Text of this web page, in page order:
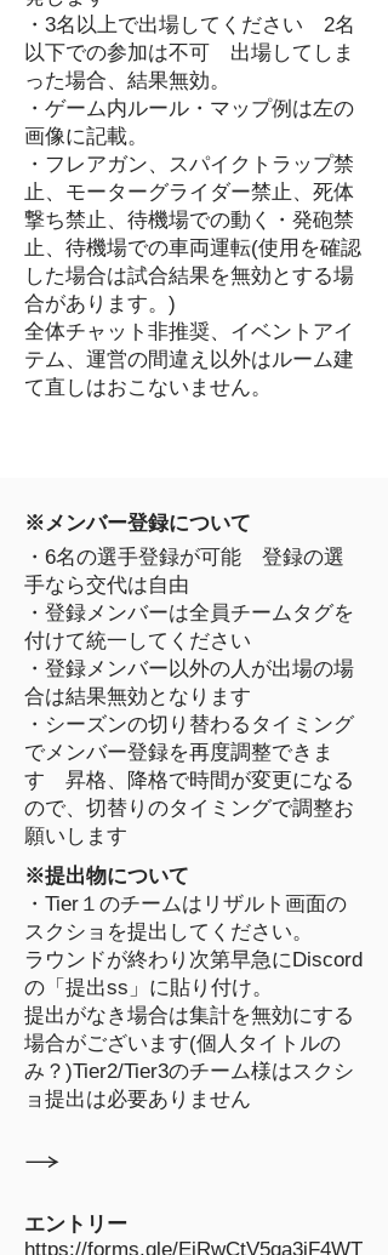
・3名以上で出場してください 2名
以下での参加は不可 出場してしま
った場合、結果無効。
​・ゲーム内ルール・マップ例は左の
画像に記載。
・フレアガン、スパイクトラップ禁
止、モーターグライダー禁止、死体
撃ち禁止、待機場での動く・発砲禁
止、待機場での車両運転(使用を確認
した場合は試合結果を無効とする場
合があります。)
全体チャット非推奨、イベントアイ
テム、運営の間違え以外はルーム建
て直しはおこないません。
※メンバー登録について
・6名の選手登録が可能 登録の選
手なら交代は自由
・登録メンバーは全員チームタグを
付けて統一してください
・登録メンバー以外の人が出場の場
合は結果無効となります
・シーズンの切り替わるタイミング
でメンバー登録を再度調整できま
す 昇格、降格で時間が変更になる
ので、切替りのタイミングで調整お
願いします
※提出物について
・Tier１のチームはリザルト画面の
スクショを提出してください。
ラウンドが終わり次第早急にDiscord
の「提出ss」に貼り付け。
提出がなき場合は集計を無効にする
場合がございます(個人タイトルの
み？)Tier2/Tier3のチーム様はスクシ
ョ提出は必要ありません
​→
エントリー
https://forms.gle/EjRwCtV5qa3iF4WT